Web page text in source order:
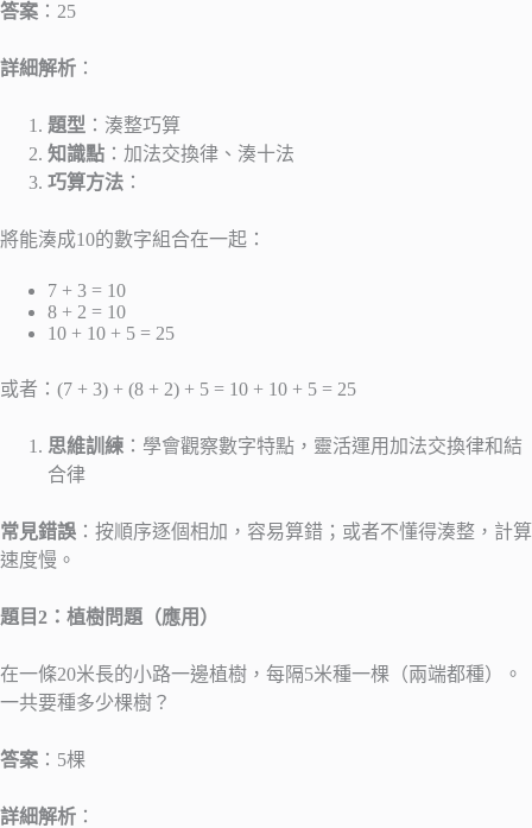
答案 ：25
詳細解析 ：
題型 ：湊整巧算
知識點 ：加法交換律、湊十法
巧算方法 ：
將能湊成10的數字組合在一起：
7 + 3 = 10
8 + 2 = 10
10 + 10 + 5 = 25
或者：(7 + 3) + (8 + 2) + 5 = 10 + 10 + 5 = 25
思維訓練 ：學會觀察數字特點，靈活運用加法交換律和結
合律
常見錯誤 ：按順序逐個相加，容易算錯；或者不懂得湊整，計算
速度慢。
題目2：植樹問題（應用）
在一條20米長的小路一邊植樹，每隔5米種一棵（兩端都種）。
一共要種多少棵樹？
答案 ：5棵
詳細解析 ：